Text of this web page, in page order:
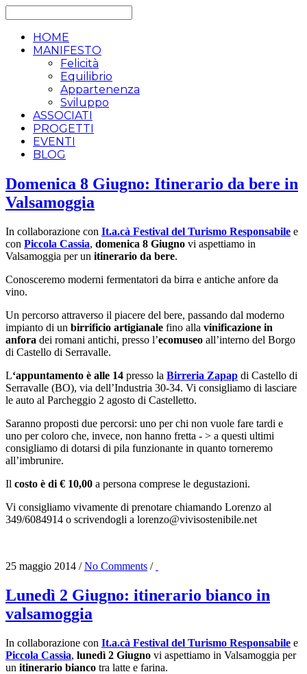
HOME
MANIFESTO
Felicità
Equilibrio
Appartenenza
Sviluppo
ASSOCIATI
PROGETTI
EVENTI
BLOG
Domenica 8 Giugno: Itinerario da bere in
Valsamoggia
In collaborazione con It.a.cà Festival del Turismo Responsabile e
con Piccola Cassia, domenica 8 Giugno vi aspettiamo in
Valsamoggia per un itinerario da bere.
Conosceremo moderni fermentatori da birra e antiche anfore da
vino.
Un percorso attraverso il piacere del bere, passando dal moderno
impianto di un birrificio artigianale fino alla vinificazione in
anfora dei romani antichi, presso l’ecomuseo all’interno del Borgo
di Castello di Serravalle.
L‘appuntamento è alle 14 presso la Birreria Zapap di Castello di
Serravalle (BO), via dell’Industria 30-34. Vi consigliamo di lasciare
le auto al Parcheggio 2 agosto di Castelletto.
Saranno proposti due percorsi: uno per chi non vuole fare tardi e
uno per coloro che, invece, non hanno fretta - > a questi ultimi
consigliamo di dotarsi di pila funzionante in quanto torneremo
all’imbrunire.
Il costo è di € 10,00 a persona comprese le degustazioni.
Vi consigliamo vivamente di prenotare chiamando Lorenzo al
349/6084914 o scrivendogli a lorenzo@vivisostenibile.net
25 maggio 2014 / No Comments /
Lunedì 2 Giugno: itinerario bianco in
valsamoggia
In collaborazione con It.a.cà Festival del Turismo Responsabile e
Piccola Cassia, lunedì 2 Giugno vi aspettiamo in Valsamoggia per
un itinerario bianco tra latte e farina.